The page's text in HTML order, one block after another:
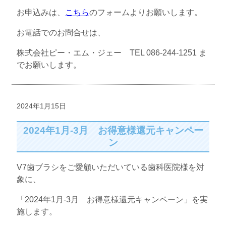
お申込みは、 こちらのフォームよりお願いします。
お電話でのお問合せは、
株式会社ピー・エム・ジェー TEL 086-244-1251 ま
でお願いします。
2024年1月15日
2024年1月-3月 お得意様還元キャンペー
ン
V7歯ブラシをご愛顧いただいている歯科医院様を対
象に、
「2024年1月-3月 お得意様還元キャンペーン」を実
施します。